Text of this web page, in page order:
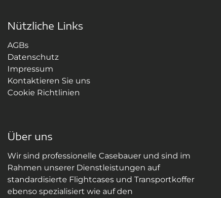
Nützliche Links
AGBs
Datenschutz
Impressum
Kontaktieren Sie uns
Cookie Richtlinien
Über uns
Wir sind professionelle Casebauer und sind im
Rahmen unserer Dienstleistungen auf
standardisierte Flightcases und Transportkoffer
ebenso spezialisiert wie auf den